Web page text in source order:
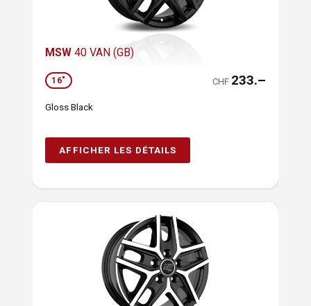
MSW 40 VAN (GB)
16" CHF 233.–
Gloss Black
AFFICHER LES DÉTAILS